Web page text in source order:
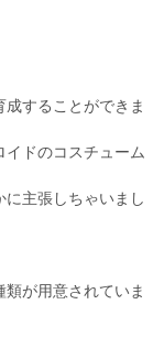
することができま
イドのコスチューム
主張しちゃいまし
が用意されていま